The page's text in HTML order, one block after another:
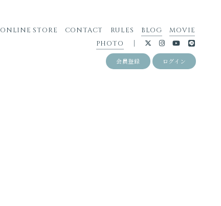
ONLINE STORE CONTACT RULES BLOG
MOVIE
PHOTO
会員登録 ログイン